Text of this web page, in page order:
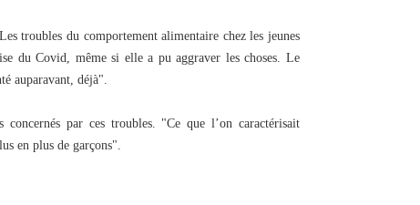
troubles du comportement alimentaire chez les jeunes
du Covid, même si elle a pu aggraver les choses. Le
auparavant, déjà".
par ces troubles. "Ce que l’on caractérisait
en plus de garçons".